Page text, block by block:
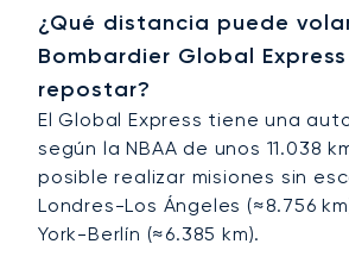
¿Qué distancia puede
Bombardier Global Express
repostar?
El Global Express tiene una
según la NBAA de unos 11.038
posible realizar misiones sin
Londres-Los Ángeles (≈8.756
York-Berlín (≈6.385 km).